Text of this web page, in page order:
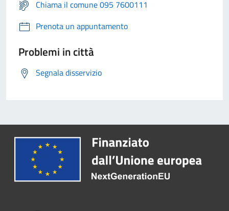
Chiama il comune 095 7600111
Prenota un appuntamento
Problemi in città
Segnala disservizio